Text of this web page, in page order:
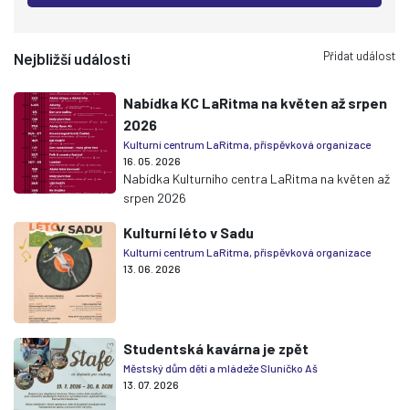
Nejbližší události Přidat událost
Nabídka KC LaRitma na květen až srpen
2026
Kulturní centrum LaRitma, příspěvková organizace
16. 05. 2026
Nabídka Kulturního centra LaRitma na květen až
srpen 2026
Kulturní léto v Sadu
Kulturní centrum LaRitma, příspěvková organizace
13. 06. 2026
Studentská kavárna je zpět
Městský dům dětí a mládeže Sluníčko Aš
13. 07. 2026